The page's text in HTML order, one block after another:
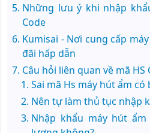
Những lưu ý khi nhập
Code
Kumisai - Nơi cung cấp
đãi hấp dẫn
Câu hỏi liên quan về mã
Sai mã Hs máy hút ẩm
Nên tự làm thủ tục nhập
Nhập khẩu máy hút